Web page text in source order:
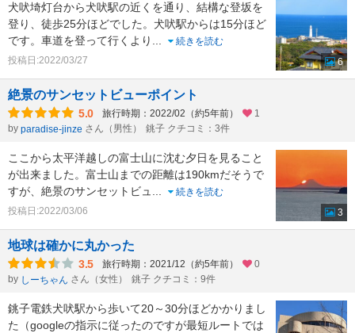
犬吠埼灯台から犬吠駅の近くを通り、結構な登坂を
登り、徒歩25分ほどでした。犬吠駅からは15分ほど
です。車道を登って行くより
続きを読む
投稿日:2022/03/27
6
絶景のサンセットビューポイント
5.0 旅行時期：2022/02（約5年前）
1
by paradise-jinze さん（男性） 銚子 クチコミ：3件
ここから太平洋越しの富士山に沈む夕日を見ること
が出来ました。富士山までの距離は190kmだそうで
すが、絶景のサンセットビュ
続きを読む
投稿日:2022/03/06
3
地球は確かに丸かった
3.5 旅行時期：2021/12（約5年前）
0
by しーちゃん さん（女性） 銚子 クチコミ：9件
銚子電鉄犬吠駅から歩いて20～30分ほどかかりまし
た（googleの指示に従ったのですが最短ルートでは